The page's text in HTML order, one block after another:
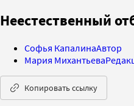
Неестественный
Софья КапалинаАвтор
Мария Михантьева
Копировать ссылку